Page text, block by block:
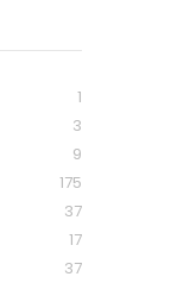
1
3
9
175
37
17
37